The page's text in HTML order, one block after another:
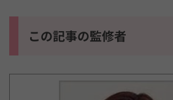
この記事の監修者